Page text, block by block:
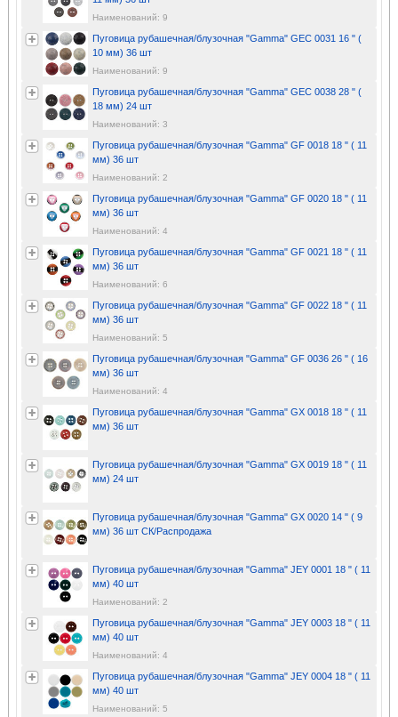
Наименований: 9
Пуговица рубашечная/блузочная "Gamma" GEC 0031 16 " (
10 мм) 36 шт
Наименований: 9
Пуговица рубашечная/блузочная "Gamma" GEC 0038 28 " (
18 мм) 24 шт
Наименований: 3
Пуговица рубашечная/блузочная "Gamma" GF 0018 18 " ( 11
мм) 36 шт
Наименований: 2
Пуговица рубашечная/блузочная "Gamma" GF 0020 18 " ( 11
мм) 36 шт
Наименований: 4
Пуговица рубашечная/блузочная "Gamma" GF 0021 18 " ( 11
мм) 36 шт
Наименований: 6
Пуговица рубашечная/блузочная "Gamma" GF 0022 18 " ( 11
мм) 36 шт
Наименований: 5
Пуговица рубашечная/блузочная "Gamma" GF 0036 26 " ( 16
мм) 36 шт
Наименований: 4
Пуговица рубашечная/блузочная "Gamma" GX 0018 18 " ( 11
мм) 36 шт
Пуговица рубашечная/блузочная "Gamma" GX 0019 18 " ( 11
мм) 24 шт
Пуговица рубашечная/блузочная "Gamma" GX 0020 14 " ( 9
мм) 36 шт СК/Распродажа
Пуговица рубашечная/блузочная "Gamma" JEY 0001 18 " ( 11
мм) 40 шт
Наименований: 2
Пуговица рубашечная/блузочная "Gamma" JEY 0003 18 " ( 11
мм) 40 шт
Наименований: 4
Пуговица рубашечная/блузочная "Gamma" JEY 0004 18 " ( 11
мм) 40 шт
Наименований: 5